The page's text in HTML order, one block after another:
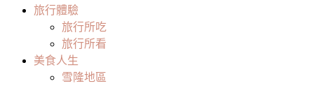
旅行體驗
旅行所吃
旅行所看
美食人生
雪隆地區